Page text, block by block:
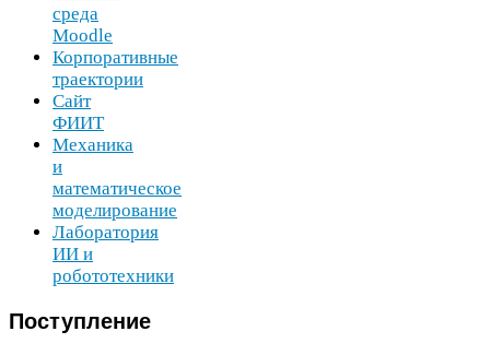
среда
Moodle
Корпоративные
траектории
Сайт
ФИИТ
Механика
и
математическое
моделирование
Лаборатория
ИИ и
робототехники
Поступление